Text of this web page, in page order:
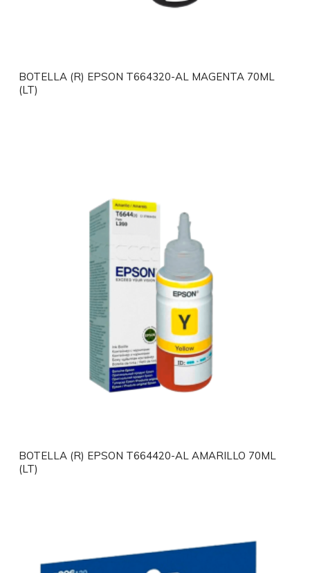
BOTELLA (R) EPSON T664320-AL MAGENTA 70ML
(LT)
BOTELLA (R) EPSON T664420-AL AMARILLO 70ML
(LT)